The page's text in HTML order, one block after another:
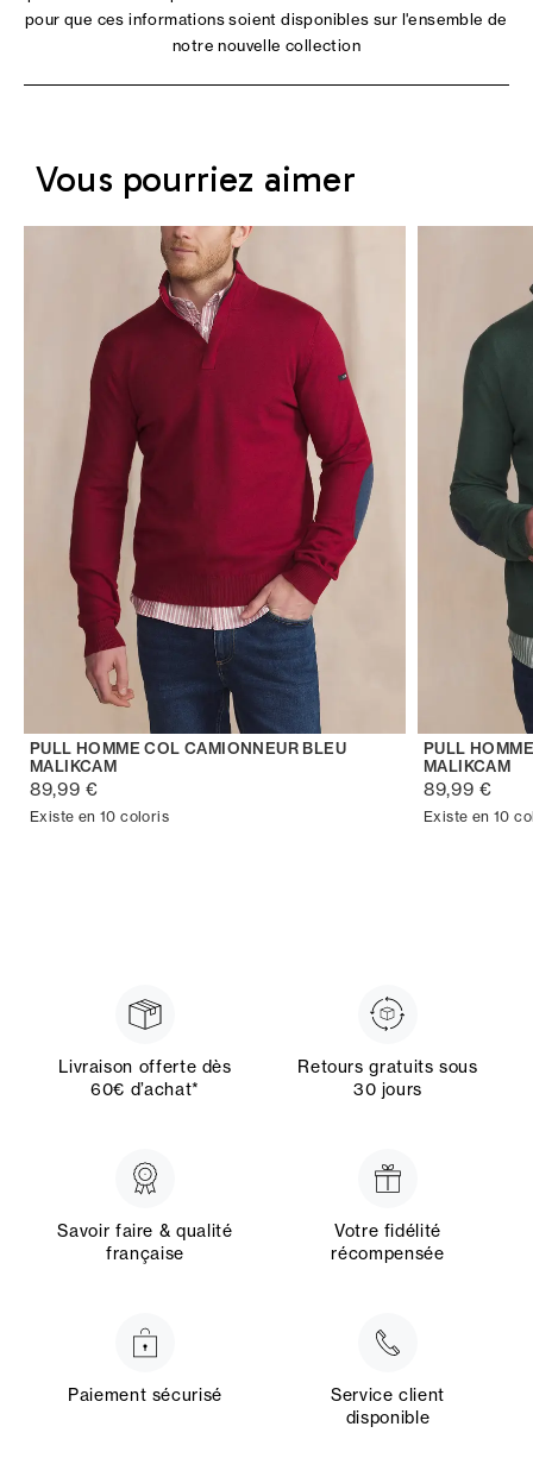
pour que ces informations soient disponibles sur l'ensemble de
notre nouvelle collection
Vous pourriez aimer
PULL HOMME COL CAMIONNEUR BLEU
MALIKCAM
89,99 €
Existe en 10 coloris
PULL
MALIKCAM
89,99 €
Existe en 10
Livraison offerte dès
60€ d’achat*
Retours gratuits sous
30 jours
Savoir faire & qualité
française
Votre fidélité
récompensée
Paiement sécurisé
Service client
disponible